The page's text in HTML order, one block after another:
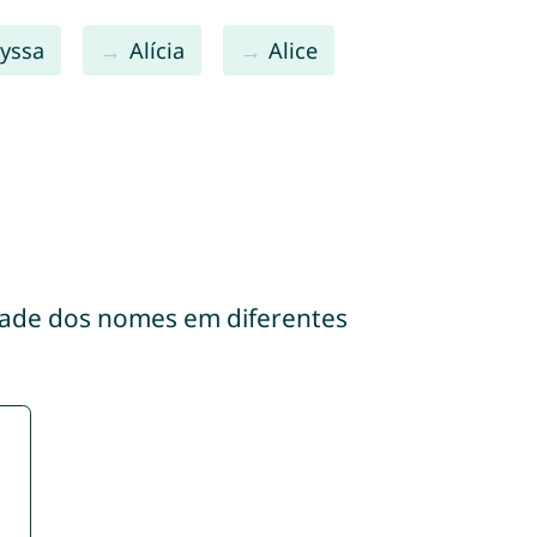
Alícia Alice
dos nomes em diferentes